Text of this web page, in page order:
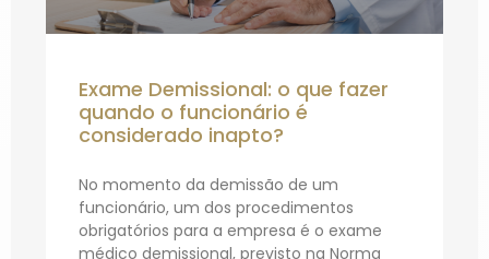
Exame Demissional: o que fazer
quando o funcionário é
considerado inapto?
No momento da demissão de um
funcionário, um dos procedimentos
obrigatórios para a empresa é o exame
médico demissional, previsto na Norma